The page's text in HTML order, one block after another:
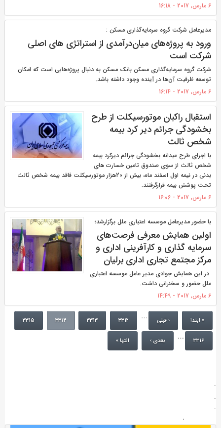
6 مارس, 2017 - 16:18
مدیرعامل شرکت گروه سرمایه‌گذاری مسکن :
ورود به پروژه‌های میان‌درآمدی از استراتژی های اصلی
شرکت است
شرکت گروه سرمایه‌گذاری مسکن بانک مسکن به دنبال پروژه‌هایی است که امکان
توسعه ظرفیت آن‌ها در آینده وجود داشته باشد.
6 مارس, 2017 - 16:14
استقبال راکبان موتورسیکلت از طرح
بخشودگی جرائم دیر کرد بیمه
شخص ثالث
با اجرای طرح عیدانه بخشودگی جرائم دیرکرد بیمه
شخص ثالث از سوی صندوق تامین خسارت های
بدنی در نیمه اول اسفند ماه، بیش از 20هزار موتورسیکلت فاقد بیمه شخص ثالث
تحت پوشش بیمه قرارگرفتند.
6 مارس, 2017 - 16:06
با حضور مدیرعامل موسسه اعتباری ملل برگزارشد؛
اولین همایش معرفی فرصت‌های
سرمایه گذاری و کارآفرینی اداری و
مرکز مجتمع تجاری اداری برلیان
در این همایش جوادی مدیر عامل موسسه اعتباری
ملل حضور و سخنرانی داشت.
6 مارس, 2017 - 14:49
« ابتدا ‹ قبلی
…
3312
3313
3314
3315
3316
…
بعدی › انتها »
.
.
.
.